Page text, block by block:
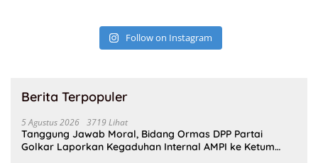
Follow on Instagram
Berita Terpopuler
5 Agustus 2026 3719 Lihat
Tanggung Jawab Moral, Bidang Ormas DPP Partai
Golkar Laporkan Kegaduhan Internal AMPI ke Ketum